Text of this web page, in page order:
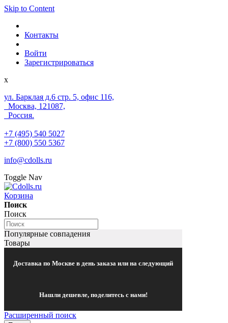
Skip to Content
Контакты
Войти
Зарегистрироваться
x
ул. Барклая д.6 стр. 5, офис 116,
Москва, 121087,
Россия.
+7 (495) 540 5027
+7 (800) 550 5367
info@cdolls.ru
Toggle Nav
Корзина
Поиск
Поиск
Популярные совпадения
Товары
Доставка по Москве в день заказа или на следующий
Нашли дешевле, поделитесь с нами!
Расширенный поиск